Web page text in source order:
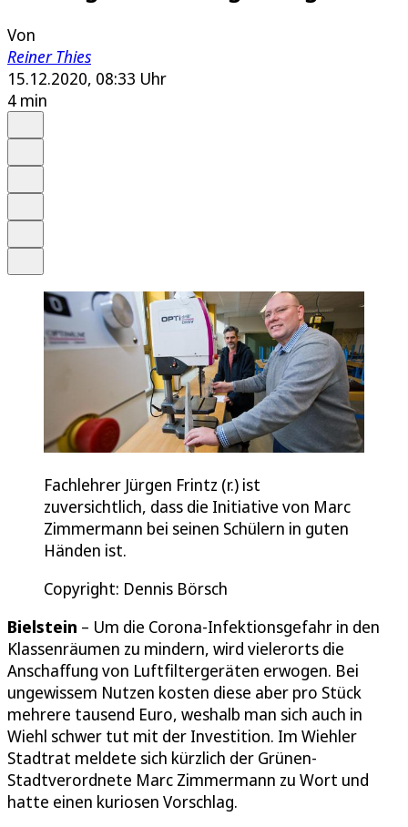
Von
Reiner Thies
15.12.2020, 08:33 Uhr
4 min
Fachlehrer Jürgen Frintz (r.) ist
zuversichtlich, dass die Initiative von Marc
Zimmermann bei seinen Schülern in guten
Händen ist.
Copyright: Dennis Börsch
Bielstein – Um die Corona-Infektionsgefahr in den
Klassenräumen zu mindern, wird vielerorts die
Anschaffung von Luftfiltergeräten erwogen. Bei
ungewissem Nutzen kosten diese aber pro Stück
mehrere tausend Euro, weshalb man sich auch in
Wiehl schwer tut mit der Investition. Im Wiehler
Stadtrat meldete sich kürzlich der Grünen-
Stadtverordnete Marc Zimmermann zu Wort und
hatte einen kuriosen Vorschlag.